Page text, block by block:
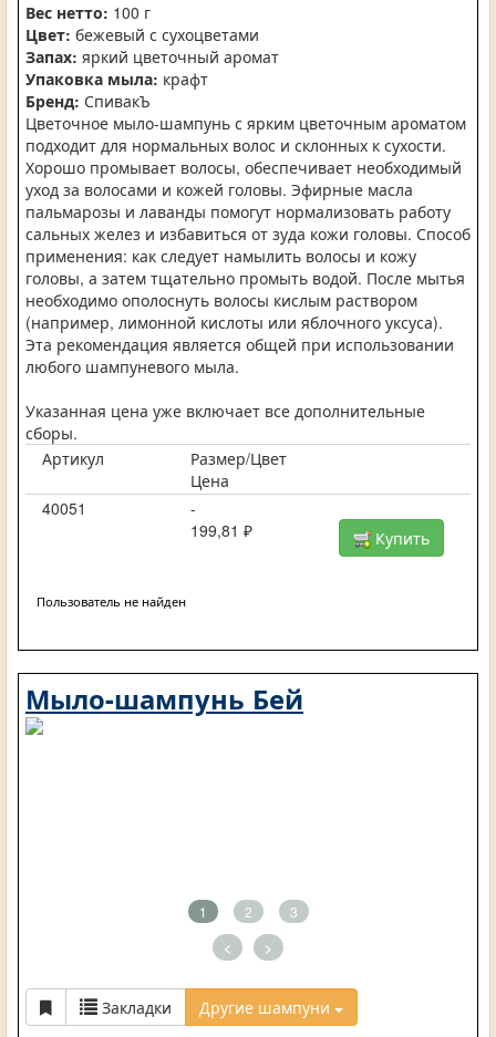
Вес нетто: 100 г
Цвет: бежевый с сухоцветами
Запах: яркий цветочный аромат
Упаковка мыла: крафт
Бренд: СпивакЪ
Цветочное мыло-шампунь с ярким цветочным ароматом
подходит для нормальных волос и склонных к сухости.
Хорошо промывает волосы, обеспечивает необходимый
уход за волосами и кожей головы. Эфирные масла
пальмарозы и лаванды помогут нормализовать работу
сальных желез и избавиться от зуда кожи головы. Способ
применения: как следует намылить волосы и кожу
головы, а затем тщательно промыть водой. После мытья
необходимо ополоснуть волосы кислым раствором
(например, лимонной кислоты или яблочного уксуса).
Эта рекомендация является общей при использовании
любого шампуневого мыла.
Указанная цена уже включает все дополнительные
сборы.
Артикул
Размер/Цвет
Цена
40051
-
199,81 ₽
Купить
Пользователь не найден
Мыло-шампунь Бей
1 2 3
< >
Закладки Другие шампуни